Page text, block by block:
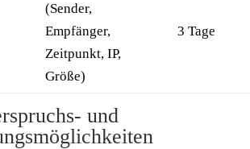
(Sender,
Empfänger,
Zeitpunkt, IP,
Größe)
3 Tage
und